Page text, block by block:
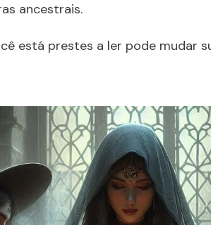
ancestrais.
está prestes a ler pode mudar